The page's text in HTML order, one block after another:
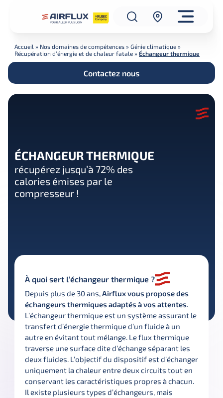
Accueil » Nos domaines de compétences » Génie climatique »
Récupération d’énergie et de chaleur fatale » Échangeur thermique
Contactez nous
ÉCHANGEUR THERMIQUE
récupérez jusqu’à 72% des
calories émises par le
compresseur !
À quoi sert l’échangeur thermique ?
Depuis plus de 30 ans, Airflux vous propose des
échangeurs thermiques adaptés à vos attentes.
L’échangeur thermique est un système assurant le
transfert d’énergie thermique d’un fluide à un
autre en évitant tout mélange. Le flux thermique
traverse une surface dite d’échange séparant les
deux fluides. L’objectif du dispositif est d’échanger
uniquement la chaleur entre deux circuits tout en
conservant les caractéristiques propres à chacun.
Il existe plusieurs types d’échangeurs, mais